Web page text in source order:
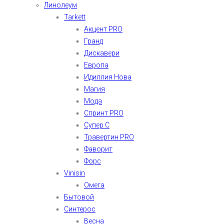
Линолеум
Tarkett
Акцент PRO
Гранд
Дискавери
Европа
Идиллия Нова
Магия
Мода
Спринт PRO
Супер С
Травертин PRO
Фаворит
Форс
Vinisin
Омега
Бытовой
Синтерос
Весна